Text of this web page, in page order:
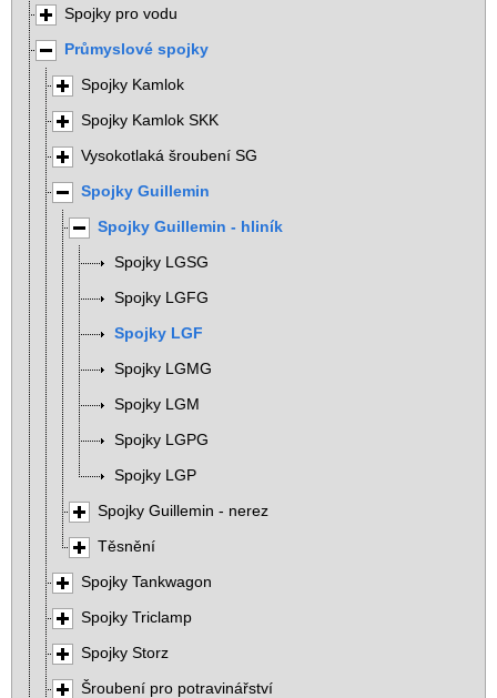
Spojky pro vodu
Průmyslové spojky
Spojky Kamlok
Spojky Kamlok SKK
Vysokotlaká šroubení SG
Spojky Guillemin
Spojky Guillemin - hliník
Spojky LGSG
Spojky LGFG
Spojky LGF
Spojky LGMG
Spojky LGM
Spojky LGPG
Spojky LGP
Spojky Guillemin - nerez
Těsnění
Spojky Tankwagon
Spojky Triclamp
Spojky Storz
Šroubení pro potravinářství